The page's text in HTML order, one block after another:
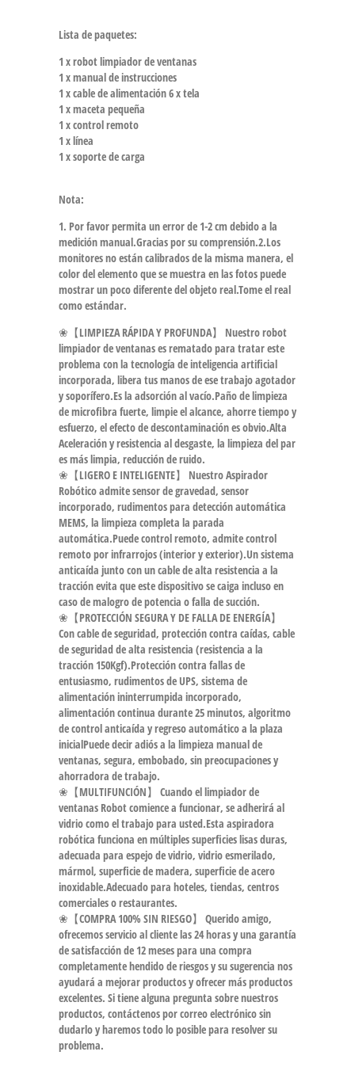
Lista de paquetes:
1 x robot limpiador de ventanas
1 x manual de instrucciones
1 x cable de alimentación 6 x tela
1 x maceta pequeña
1 x control remoto
1 x línea
1 x soporte de carga
Nota:
1. Por favor permita un error de 1-2 cm debido a la
medición manual.Gracias por su comprensión.2.Los
monitores no están calibrados de la misma manera, el
color del elemento que se muestra en las fotos puede
mostrar un poco diferente del objeto real.Tome el real
como estándar.
❀【LIMPIEZA RÁPIDA Y PROFUNDA】 Nuestro robot
limpiador de ventanas es rematado para tratar este
problema con la tecnología de inteligencia artificial
incorporada, libera tus manos de ese trabajo agotador
y soporífero.Es la adsorción al vacío.Paño de limpieza
de microfibra fuerte, limpie el alcance, ahorre tiempo y
esfuerzo, el efecto de descontaminación es obvio.Alta
Aceleración y resistencia al desgaste, la limpieza del par
es más limpia, reducción de ruido.
❀【LIGERO E INTELIGENTE】 Nuestro Aspirador
Robótico admite sensor de gravedad, sensor
incorporado, rudimentos para detección automática
MEMS, la limpieza completa la parada
automática.Puede control remoto, admite control
remoto por infrarrojos (interior y exterior).Un sistema
anticaída junto con un cable de alta resistencia a la
tracción evita que este dispositivo se caiga incluso en
caso de malogro de potencia o falla de succión.
❀【PROTECCIÓN SEGURA Y DE FALLA DE ENERGÍA】
Con cable de seguridad, protección contra caídas, cable
de seguridad de alta resistencia (resistencia a la
tracción 150Kgf).Protección contra fallas de
entusiasmo, rudimentos de UPS, sistema de
alimentación ininterrumpida incorporado,
alimentación continua durante 25 minutos, algoritmo
de control anticaída y regreso automático a la plaza
inicialPuede decir adiós a la limpieza manual de
ventanas, segura, embobado, sin preocupaciones y
ahorradora de trabajo.
❀【MULTIFUNCIÓN】 Cuando el limpiador de
ventanas Robot comience a funcionar, se adherirá al
vidrio como el trabajo para usted.Esta aspiradora
robótica funciona en múltiples superficies lisas duras,
adecuada para espejo de vidrio, vidrio esmerilado,
mármol, superficie de madera, superficie de acero
inoxidable.Adecuado para hoteles, tiendas, centros
comerciales o restaurantes.
❀【COMPRA 100% SIN RIESGO】 Querido amigo,
ofrecemos servicio al cliente las 24 horas y una garantía
de satisfacción de 12 meses para una compra
completamente hendido de riesgos y su sugerencia nos
ayudará a mejorar productos y ofrecer más productos
excelentes. Si tiene alguna pregunta sobre nuestros
productos, contáctenos por correo electrónico sin
dudarlo y haremos todo lo posible para resolver su
problema.